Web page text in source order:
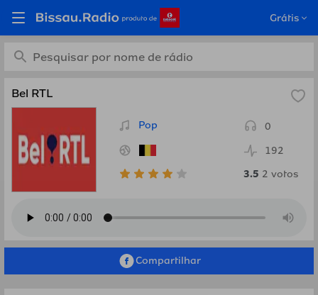
Grátis
Estações de rádio de Pop
Bel RTL
Pop
0
192
3.5 2 votos
Compartilhar